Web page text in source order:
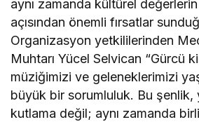
aynı zamanda kültürel değerlerin
açısından önemli fırsatlar
Organizasyon yetkililerinden
Muhtarı Yücel Selvican “Gürcü
müziğimizi ve geleneklerimizi
büyük bir sorumluluk. Bu şenlik,
kutlama değil; aynı zamanda